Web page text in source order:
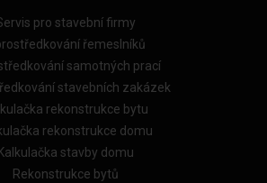
pro stavební firmy
řemeslníků
samotných prací
stavebních zakázek
rekonstrukce bytu
rekonstrukce domu
Kalkulačka stavby domu
Rekonstrukce bytů